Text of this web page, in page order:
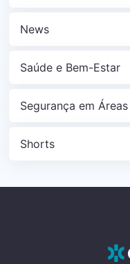
News
Saúde e Bem-Estar
Segurança em
Shorts